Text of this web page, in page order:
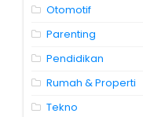
Otomotif
Parenting
Pendidikan
Rumah & Properti
Tekno